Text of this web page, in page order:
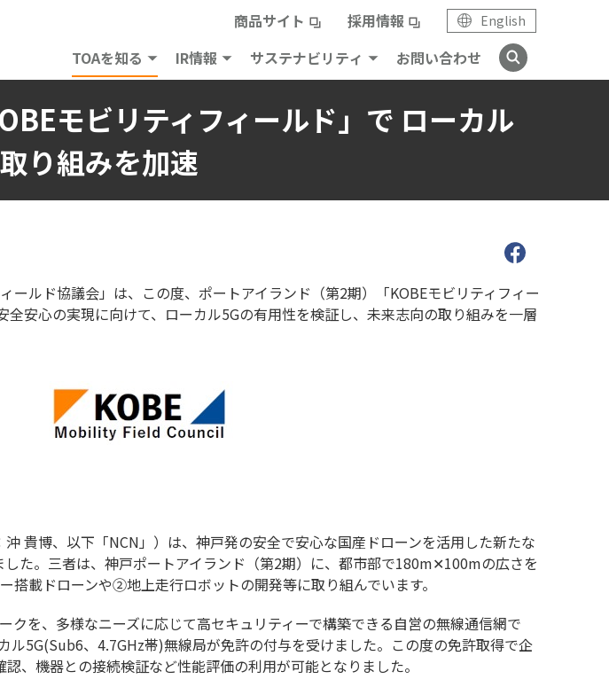
商品サイト 採用情報 English
TOAを知る IR情報 サステナビリティ お問い合わせ
モビリティフィールド」で ローカル
り組みを加速
ルド協議会」は、この度、ポートアイランド（第2期）「KOBEモビリティフィー
安心の実現に向けて、ローカル5Gの有用性を検証し、未来志向の取り組みを一層
貴博、以下「NCN」）は、神戸発の安全で安心な国産ドローンを活用した新たな
た。三者は、神戸ポートアイランド（第2期）に、都市部で180m✕100mの広さを
載ドローンや②地上走行ロボットの開発等に取り組んでいます。
を、多様なニーズに応じて高セキュリティーで構築できる自営の無線通信網で
5G(Sub6、4.7GHz帯)無線局が免許の付与を受けました。この度の免許取得で企
、機器との接続検証など性能評価の利用が可能となりました。